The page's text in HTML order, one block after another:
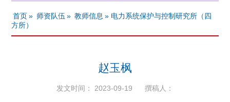
首页 » 师资队伍 » 教师信息 » 电力系统保护与控制研究所（四
方所）
赵玉枫
发文时间： 2023-09-19 撰稿人：